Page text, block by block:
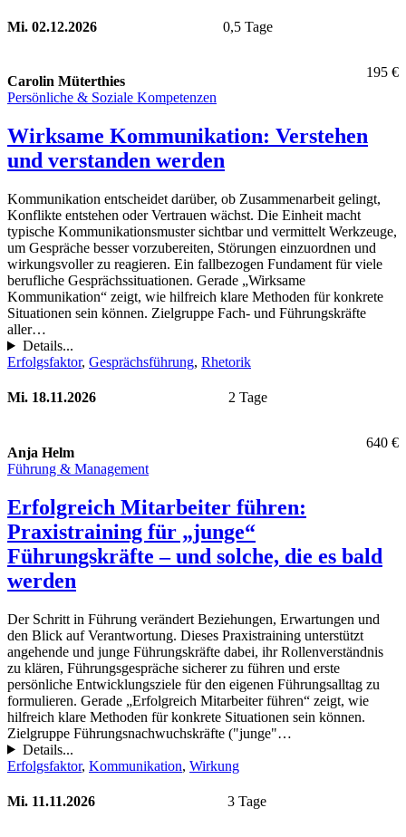
Mi. 02.12.2026 0,5 Tage
Carolin Müterthies
195 €
Persönliche & Soziale Kompetenzen
Wirksame Kommunikation: Verstehen
und verstanden werden
Kommunikation entscheidet darüber, ob Zusammenarbeit gelingt,
Konflikte entstehen oder Vertrauen wächst. Die Einheit macht
typische Kommunikationsmuster sichtbar und vermittelt Werkzeuge,
um Gespräche besser vorzubereiten, Störungen einzuordnen und
wirkungsvoller zu reagieren. Ein fallbezogen Fundament für viele
berufliche Gesprächssituationen. Gerade „Wirksame
Kommunikation“ zeigt, wie hilfreich klare Methoden für konkrete
Situationen sein können. Zielgruppe Fach- und Führungskräfte
aller…
Details...
Erfolgsfaktor, Gesprächsführung, Rhetorik
Mi. 18.11.2026 2 Tage
Anja Helm
640 €
Führung & Management
Erfolgreich Mitarbeiter führen:
Praxistraining für „junge“
Führungskräfte – und solche, die es bald
werden
Der Schritt in Führung verändert Beziehungen, Erwartungen und
den Blick auf Verantwortung. Dieses Praxistraining unterstützt
angehende und junge Führungskräfte dabei, ihr Rollenverständnis
zu klären, Führungsgespräche sicherer zu führen und erste
persönliche Entwicklungsziele für den eigenen Führungsalltag zu
formulieren. Gerade „Erfolgreich Mitarbeiter führen“ zeigt, wie
hilfreich klare Methoden für konkrete Situationen sein können.
Zielgruppe Führungsnachwuchskräfte ("junge"…
Details...
Erfolgsfaktor, Kommunikation, Wirkung
Mi. 11.11.2026 3 Tage